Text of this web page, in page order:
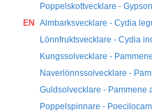
Poppelskottvecklare -
EN Almbarksvecklare - Cydia
Lönnfruktsvecklare - Cydia
Kungssolvecklare -
Naverlönnssolvecklare -
Guldsolvecklare - Pammene
Poppelspinnare -